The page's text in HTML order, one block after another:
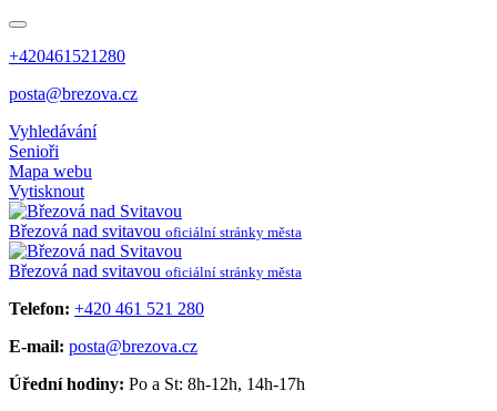
+420461521280
posta@brezova.cz
Vyhledávání
Senioři
Mapa webu
Vytisknout
Březová nad svitavou oficiální stránky města
Březová nad svitavou oficiální stránky města
Telefon: +420 461 521 280
E-mail: posta@brezova.cz
Úřední hodiny: Po a St: 8h-12h, 14h-17h